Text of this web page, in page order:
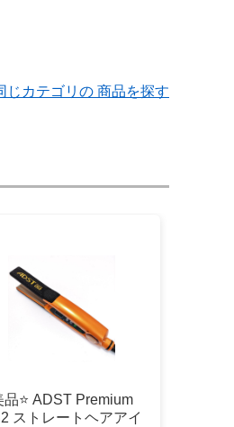
じカテゴリの 商品を探す
品⭐️ ADST Premium
ストレートヘアアイ